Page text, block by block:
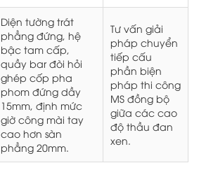
Diện tường trát
phẳng đứng, hệ
bậc tam cấp,
quầy bar đòi hỏi
ghép cốp pha
phom đứng dầy
15mm, định mức
giờ công mài tay
cao hơn sàn
phẳng 20mm.
Tư vấn giải
pháp chuyển
tiếp cấu
phần biện
pháp thi công
MS đồng bộ
giữa các cao
độ thầu đan
xen.